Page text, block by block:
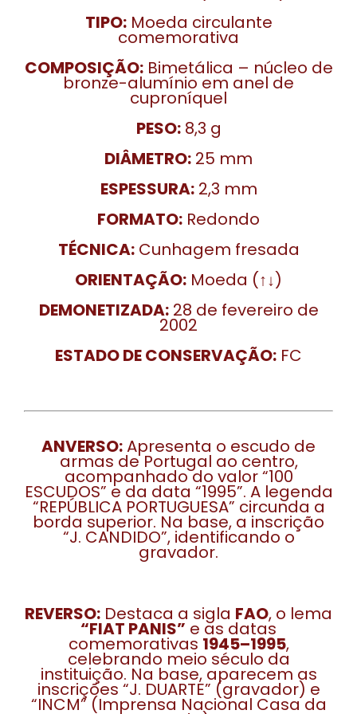
TIPO:Moeda circulante
comemorativa
COMPOSIÇÃO:Bimetálica – núcleo de
bronze-alumínio em anel de
cuproníquel
PESO:8,3 g
DIÂMETRO: 25 mm
ESPESSURA:2,3 mm
FORMATO: Redondo
TÉCNICA:Cunhagem fresada
ORIENTAÇÃO: Moeda (↑↓)
DEMONETIZADA:28 de fevereiro de
2002
ESTADO DE CONSERVAÇÃO: FC
ANVERSO:Apresenta o escudo de
armas de Portugal ao centro,
acompanhado do valor “100
ESCUDOS” e da data “1995”. A legenda
“REPÚBLICA PORTUGUESA” circunda a
borda superior. Na base, a inscrição
“J. CANDIDO”, identificando o
gravador.
REVERSO: Destaca a sigla FAO, o lema
“FIAT PANIS” e as datas
comemorativas 1945–1995,
celebrando meio século da
instituição. Na base, aparecem as
inscrições “J. DUARTE” (gravador) e
“INCM” (Imprensa Nacional Casa da